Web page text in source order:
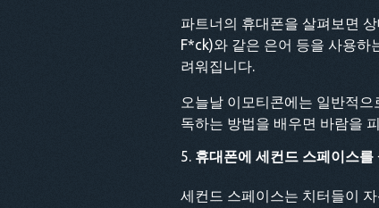
파트너의 휴대폰을 살펴보면
F*ck)와 같은 은어 등을 사용하
려워집니다.
오늘날 이모티콘에는 일반적
독하는 방법을 배우면 바람을
휴대폰에 세컨드 스페이스를
세컨드 스페이스는 치터들이